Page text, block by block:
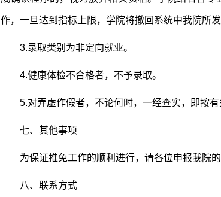
作，一旦达到指标上限，学院将撤回系统中我院所
3.录取类别为非定向就业。
4.健康体检不合格者，不予录取。
5.对弄虚作假者，不论何时，一经查实，即按
七、其他事项
为保证推免工作的顺利进行，请各位申报我院
八、联系方式